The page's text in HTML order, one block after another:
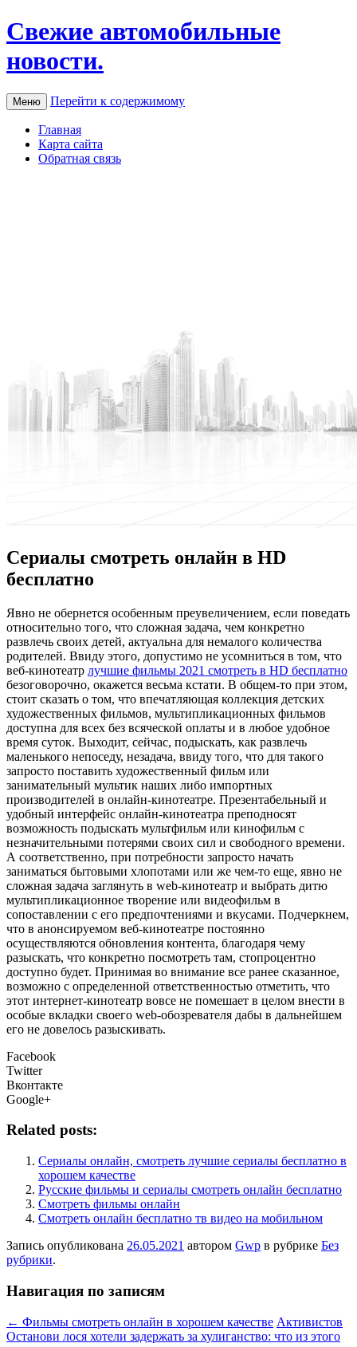
Свежие автомобильные
новости.
Меню Перейти к содержимому
Главная
Карта сайта
Обратная связь
Сериалы смотреть онлайн в HD
бесплатно
Явнo нe обернется особенным преувеличением, если поведать
относительно того, что сложная задача, чем конкретно
развлечь своих детей, актуальна для немалого количества
родителей. Ввиду этого, допустимо не усомниться в том, что
веб-кинотеатр лучшие фильмы 2021 смотреть в HD бесплатно
безоговорочно, окажется весьма кстати. В общем-то при этом,
стоит сказать о том, что впечатляющая коллекция детских
художественных фильмов, мультипликационных фильмов
доступна для всех без всяческой оплаты и в любое удобное
время суток. Выходит, сейчас, подыскать, как развлечь
маленького непоседу, незадача, ввиду того, что для такого
запросто поставить художественный фильм или
занимательный мультик наших либо импортных
производителей в онлайн-кинотеатре. Презентабельный и
удобный интерфейс онлайн-кинотеатра преподносят
возможность подыскать мультфильм или кинофильм с
незначительными потерями своих сил и свободного времени.
А соответственно, при потребности запросто начать
заниматься бытовыми хлопотами или же чем-то еще, явно не
сложная задача заглянуть в web-кинотеатр и выбрать дитю
мультипликационное творение или видеофильм в
сопоставлении с его предпочтениями и вкусами. Подчеркнем,
что в анонсируемом веб-кинотеатре постоянно
осуществляются обновления контента, благодаря чему
разыскать, что конкретно посмотреть там, стопроцентно
доступно будет. Принимая во внимание все ранее сказанное,
возможно с определенной ответственностью отметить, что
этот интернет-кинотеатр вовсе не помешает в целом внести в
особые вкладки своего web-обозревателя дабы в дальнейшем
его не довелось разыскивать.
Facebook
Twitter
Вконтакте
Google+
Related posts:
Сериалы онлайн, смотреть лучшие сериалы бесплатно в
хорошем качестве
Русские фильмы и сериалы смотреть онлайн бесплатно
Смотреть фильмы онлайн
Смотреть онлайн бесплатно тв видео на мобильном
Запись опубликована 26.05.2021 автором Gwp в рубрике Без
рубрики.
Навигация по записям
← Фильмы смотреть онлайн в хорошем качестве Активистов
Останови лося хотели задержать за хулиганство: что из этого